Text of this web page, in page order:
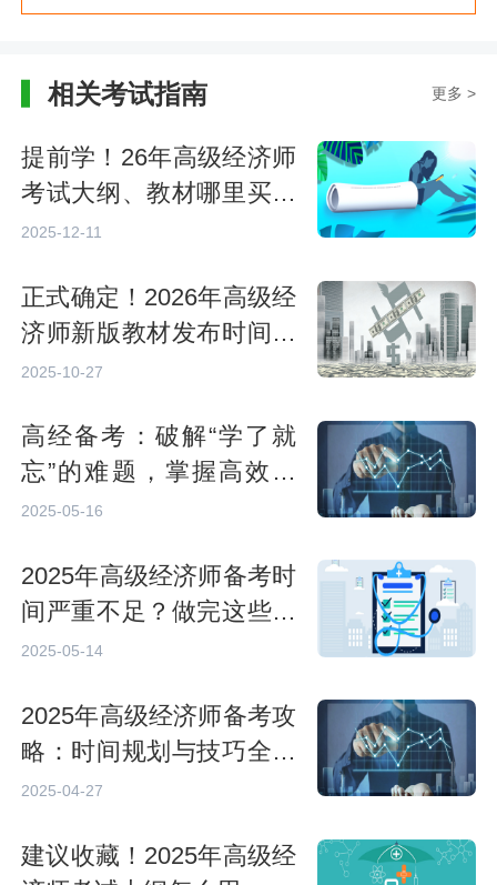
相关考试指南 更多 >
提前学！26年高级经济师
考试大纲、教材哪里买？
附25年参考
2025-12-11
正式确定！2026年高级经
济师新版教材发布时间：
预计4月底
2025-10-27
高经备考：破解“学了就
忘”的难题，掌握高效记
忆法
2025-05-16
2025年高级经济师备考时
间严重不足？做完这些事
更能沉着应对考试！
2025-05-14
2025年高级经济师备考攻
略：时间规划与技巧全解
析
2025-04-27
建议收藏！2025年高级经